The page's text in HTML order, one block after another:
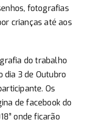
fotografias
crianças até aos
do trabalho
3 de Outubro
Os
de facebook do
onde ficarão